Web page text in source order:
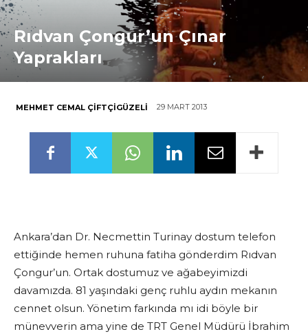
Rıdvan Çongur’un Çınar
Yaprakları
MEHMET CEMAL ÇIFTÇIGÜZELI 29 MART 2013
Ankara’dan Dr. Necmettin Turinay dostum telefon
ettiğinde hemen ruhuna fatiha gönderdim Rıdvan
Çongur’un. Ortak dostumuz ve ağabeyimizdi
davamızda. 81 yaşındaki genç ruhlu aydın mekanın
cennet olsun. Yönetim farkında mı idi böyle bir
münevverin ama yine de TRT Genel Müdürü İbrahim